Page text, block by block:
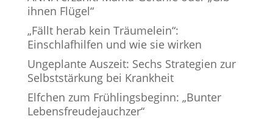
ihnen Flügel“
„Fällt herab kein Träumelein“:
Einschlafhilfen und wie sie wirken
Ungeplante Auszeit: Sechs Strategien zur
Selbststärkung bei Krankheit
Elfchen zum Frühlingsbeginn: „Bunter
Lebensfreudejauchzer“